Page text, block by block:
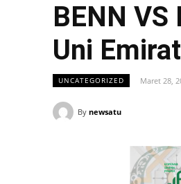
BENN VS
Uni
UNCATEGORIZED Maret 28,
By newsatu